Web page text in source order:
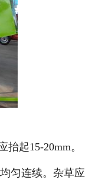
起15-20mm。
匀连续。杂草应